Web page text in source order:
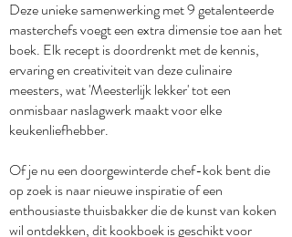
Deze unieke samenwerking met 9 getalenteerde
masterchefs voegt een extra dimensie toe aan het
boek. Elk recept is doordrenkt met de kennis,
ervaring en creativiteit van deze culinaire
meesters, wat 'Meesterlijk lekker' tot een
onmisbaar naslagwerk maakt voor elke
keukenliefhebber.
Of je nu een doorgewinterde chef-kok bent die
op zoek is naar nieuwe inspiratie of een
enthousiaste thuisbakker die de kunst van koken
wil ontdekken, dit kookboek is geschikt voor